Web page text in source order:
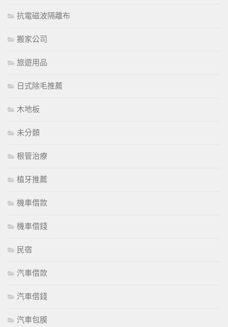
抗電磁波隔離布
搬家公司
旅遊用品
日式除毛推薦
木地板
未分類
根管治療
植牙推薦
機車借款
機車借錢
民宿
汽車借款
汽車借錢
汽車包膜